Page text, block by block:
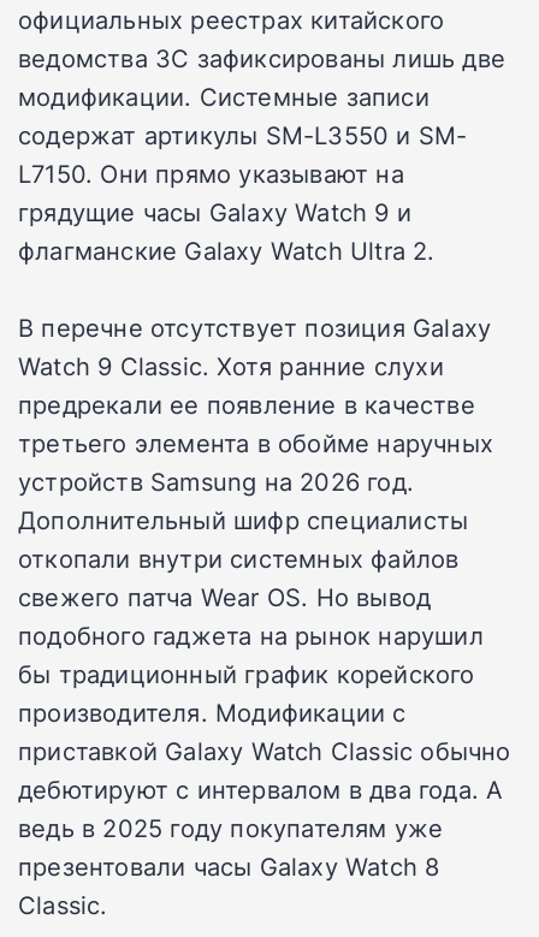
официальных реестрах китайского
ведомства 3C зафиксированы лишь две
модификации. Системные записи
содержат артикулы SM-L3550 и SM-
L7150. Они прямо указывают на
грядущие часы Galaxy Watch 9 и
флагманские Galaxy Watch Ultra 2.
В перечне отсутствует позиция Galaxy
Watch 9 Classic. Хотя ранние слухи
предрекали ее появление в качестве
третьего элемента в обойме наручных
устройств Samsung на 2026 год.
Дополнительный шифр специалисты
откопали внутри системных файлов
свежего патча Wear OS. Но вывод
подобного гаджета на рынок нарушил
бы традиционный график корейского
производителя. Модификации с
приставкой Galaxy Watch Classic обычно
дебютируют с интервалом в два года. А
ведь в 2025 году покупателям уже
презентовали часы Galaxy Watch 8
Classic.